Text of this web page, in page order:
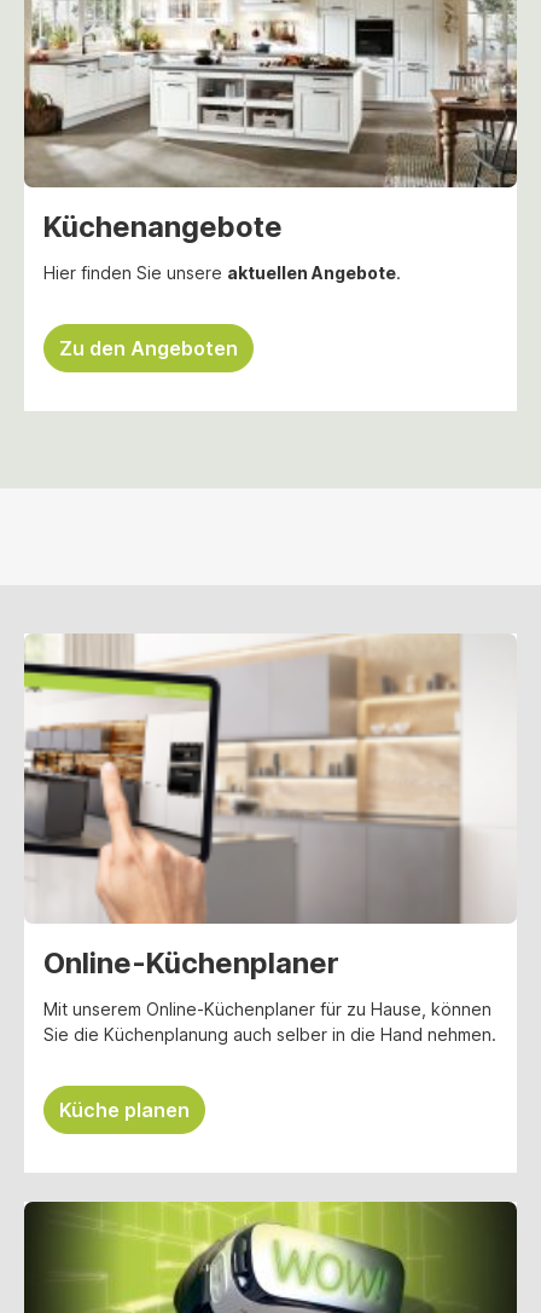
Küchenangebote
Hier finden Sie unsere aktuellen Angebote.
Zu den Angeboten
Online-Küchenplaner
Mit unserem Online-Küchenplaner für zu Hause, können
Sie die Küchenplanung auch selber in die Hand nehmen.
Küche planen